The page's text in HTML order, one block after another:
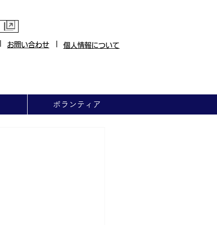
お問い合わせ 個人情報について
ボランティア